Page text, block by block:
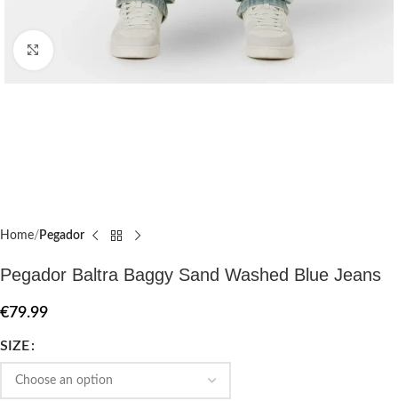
Home Pegador​
Pegador Baltra Baggy Sand Washed Blue Jeans
€79.99
SIZE